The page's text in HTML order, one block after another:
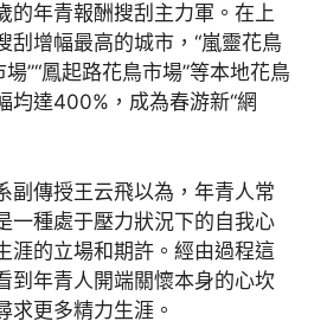
的年青報酬搜刮主力軍。在上
刮增幅最高的城市，“嵐靈花鳥
”“鳳起路花鳥市場”等本地花鳥
均達400%，成為春游新“網
副傳授王云飛以為，年青人常
一種處于壓力狀況下的自我心
涯的立場和期許。經由過程這
到年青人開端關懷本身的心坎
求更多精力生涯。